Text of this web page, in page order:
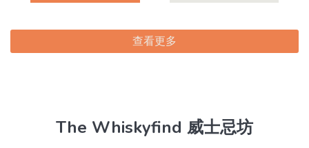
Nine]
查看更多
The Whiskyfind 威士忌坊